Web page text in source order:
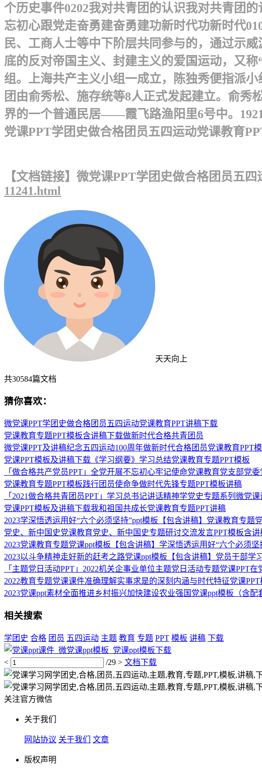
个历史事件0202我对共青团的认识我对共青团
忘初心跟党走奋勇建奋勇建功新时代功新时代
民、工商人士等中下阶层共同参与的，通过示
底的反对帝国主义、封建主义的爱国运动，又
组。上海共产主义小组一成立，陈独秀便指派
团由俞秀松、施存统等8人正式发起建立。俞秀
界的一个普通民居——霞飞路渔阳里6号中。
党课PPT学团史做合格团员五四运动党课教育
【文档链接】微党课PPT学团史做合格团员五
11241.html
天天向上
共30584篇文档
猜你喜欢：
微党课PPT学团史做合格团员五四运动党课教育PPT讲稿下载
党课教育专题PPT模板含讲稿下载做新时代合格共青团员
微党课PPT及讲稿纪念五四运动100周年做新时代合格团员党课教育PPT
党课PPT模板及讲稿下载《学习纲要》学习总结党课教育专题PPT模板
「做合格共产党员PPT」全党开展不忘初心牢记使命党课教育党支部党
党课教育专题PPT模板践行团员使命争做时代先锋专题PPT模板讲稿
「2021做合格共青团员PPT」学习总书记讲话精神学党史专题系列微党
党课PPT模板及讲稿下载我和祖国共成长党课教育专题PPT讲稿
2023学深悟透运用好“六个必须坚持”ppt模板【包含讲稿】党课教育专题
党史、新中国史党课教育党史、新中国史专题研讨交流发言PPT模板含讲
2023党课教育专题党课ppt模板【包含讲稿】学深悟透运用好“六个必须坚
2023以斗争精神走好新的赶考之路党课ppt模板【包含讲稿】党员干部学
「主题党日活动PPT」2022机关企事业单位主题党日活动专题党课PPT
2022教育专题党课课件准确理解实事求是的深刻内涵与时代特征党课
2023党课ppt素材全面推进乡村振兴加快建设农业强国党课ppt模板（含
相关搜索
学团史 合格 团员 五四运动 主题 教育 专题 PPT 模板 讲稿 下载
< /29 > 文档下载
关注官方微信
关于我们
网站协议 关于我们 文章
版权声明